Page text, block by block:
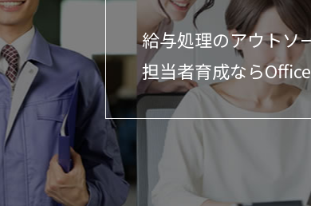
給与処理のアウトソ
担当者育成なら